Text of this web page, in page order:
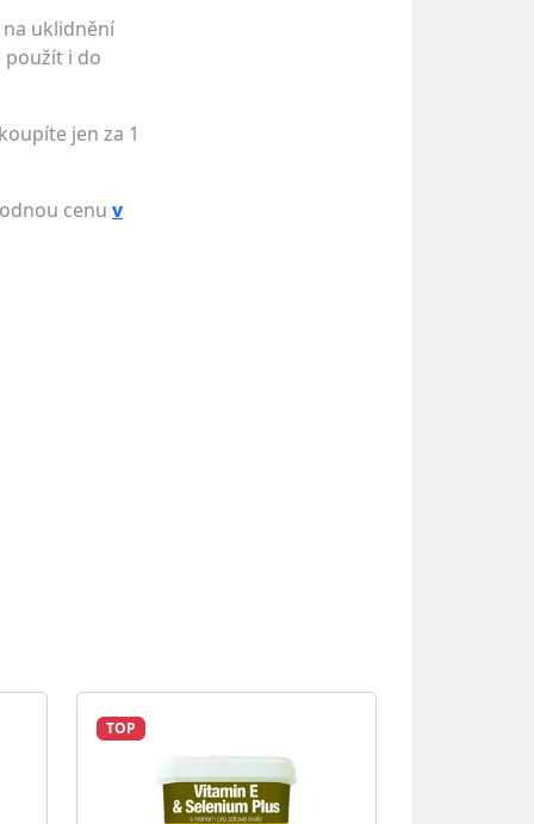
uklidnění
použít i do
jen za 1
cenu v
TOP